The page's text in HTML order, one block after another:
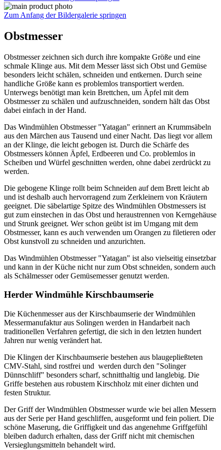
Zum Anfang der Bildergalerie springen
Obstmesser
Obstmesser zeichnen sich durch ihre kompakte Größe und eine
schmale Klinge aus. Mit dem Messer lässt sich Obst und Gemüse
besonders leicht schälen, schneiden und entkernen. Durch seine
handliche Größe kann es problemlos transportiert werden.
Unterwegs benötigt man kein Brettchen, um Äpfel mit dem
Obstmesser zu schälen und aufzuschneiden, sondern hält das Obst
dabei einfach in der Hand.
Das Windmühlen Obstmesser "Yatagan" erinnert an Krummsäbeln
aus den Märchen aus Tausend und einer Nacht. Das liegt vor allem
an der Klinge, die leicht gebogen ist. Durch die Schärfe des
Obstmessers können Äpfel, Erdbeeren und Co. problemlos in
Scheiben und Würfel geschnitten werden, ohne dabei zerdrückt zu
werden.
Die gebogene Klinge rollt beim Schneiden auf dem Brett leicht ab
und ist deshalb auch hervorragend zum Zerkleinern von Kräutern
geeignet. Die säbelartige Spitze des Windmühlen Obstmessers ist
gut zum einstechen in das Obst und heraustrennen von Kerngehäuse
und Strunk geeignet. Wer schon geübt ist im Umgang mit dem
Obstmesser, kann es auch verwenden um Orangen zu filetieren oder
Obst kunstvoll zu schneiden und anzurichten.
Das Windmühlen Obstmesser "Yatagan" ist also vielseitig einsetzbar
und kann in der Küche nicht nur zum Obst schneiden, sondern auch
als Schälmesser oder Gemüsemesser genutzt werden.
Herder Windmühle Kirschbaumserie
Die Küchenmesser aus der Kirschbaumserie der Windmühlen
Messermanufaktur aus Solingen werden in Handarbeit nach
traditionellen Verfahren gefertigt, die sich in den letzten hundert
Jahren nur wenig verändert hat.
Die Klingen der Kirschbaumserie bestehen aus blaugepließteten
CMV-Stahl, sind rostfrei und werden durch den "Solinger
Dünnschliff" besonders scharf, schnitthaltig und langlebig. Die
Griffe bestehen aus robustem Kirschholz mit einer dichten und
festen Struktur.
Der Griff der Windmühlen Obstmesser wurde wie bei allen Messern
aus der Serie per Hand geschliffen, ausgeformt und fein poliert. Die
schöne Maserung, die Griffigkeit und das angenehme Griffgefühl
bleiben dadurch erhalten, dass der Griff nicht mit chemischen
Versieglungsmitteln behandelt wird.